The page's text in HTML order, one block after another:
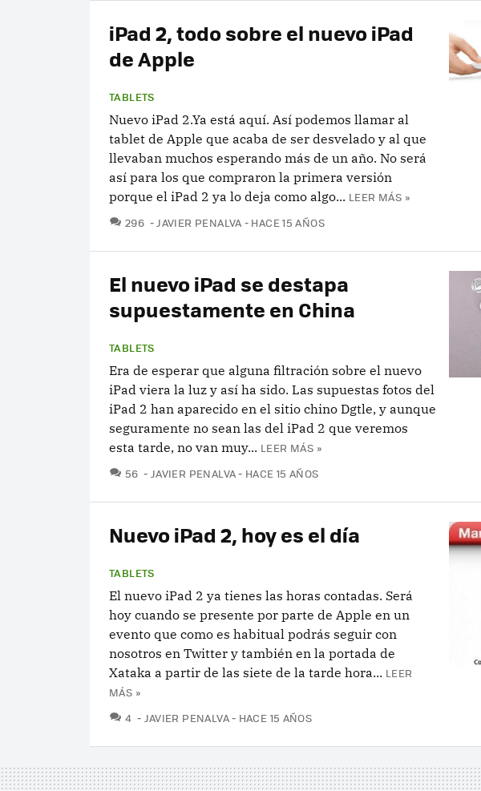
iPad 2, todo sobre el nuevo iPad
de Apple
TABLETS
Nuevo iPad 2.Ya está aquí. Así podemos llamar al
tablet de Apple que acaba de ser desvelado y al que
llevaban muchos esperando más de un año. No será
así para los que compraron la primera versión
porque el iPad 2 ya lo deja como algo... LEER MÁS »
296 COMENTARIOS
JAVIER PENALVA HACE 15 AÑOS
El nuevo iPad se destapa
supuestamente en China
TABLETS
Era de esperar que alguna filtración sobre el nuevo
iPad viera la luz y así ha sido. Las supuestas fotos del
iPad 2 han aparecido en el sitio chino Dgtle, y aunque
seguramente no sean las del iPad 2 que veremos
esta tarde, no van muy... LEER MÁS »
56 COMENTARIOS
JAVIER PENALVA HACE 15 AÑOS
Nuevo iPad 2, hoy es el día
TABLETS
El nuevo iPad 2 ya tienes las horas contadas. Será
hoy cuando se presente por parte de Apple en un
evento que como es habitual podrás seguir con
nosotros en Twitter y también en la portada de
Xataka a partir de las siete de la tarde hora... LEER
MÁS »
4 COMENTARIOS
JAVIER PENALVA HACE 15 AÑOS